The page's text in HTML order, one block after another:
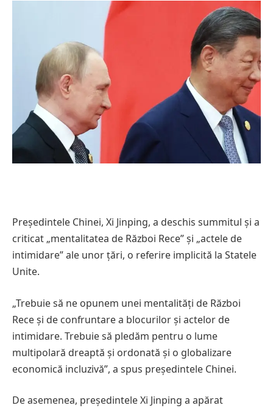
Președintele Chinei, Xi Jinping, a deschis summitul și a
criticat „mentalitatea de Război Rece” și „actele de
intimidare” ale unor țări, o referire implicită la Statele
Unite.
„Trebuie să ne opunem unei mentalități de Război
Rece și de confruntare a blocurilor și actelor de
intimidare. Trebuie să pledăm pentru o lume
multipolară dreaptă și ordonată și o globalizare
economică incluzivă”, a spus președintele Chinei.
De asemenea, președintele Xi Jinping a apărat